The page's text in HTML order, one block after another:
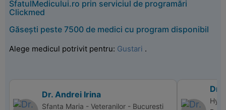
SfatulMedicului.ro prin serviciul de programări
Clickmed
Găsești peste 7500 de medici cu program disponibil
Alege medicul potrivit pentru: Gustari .
Dr. Andrei Irina
Sfanta Maria - Veteranilor - Bucuresti
Dr.